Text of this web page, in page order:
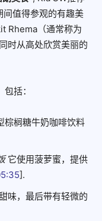
值得参观的有趣美
Rhema（通常称为
时从高处欣赏美丽的
括：
棕榈糖牛奶咖啡饮料
它使用菠萝蜜，提供
].
味，最后带有轻微的